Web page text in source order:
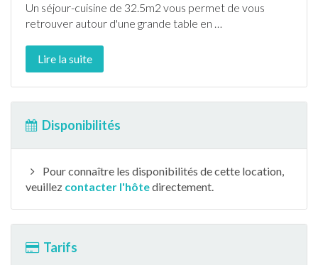
Un séjour-cuisine de 32.5m2 vous permet de vous
retrouver autour d'une grande table en …
Lire la suite
Disponibilités
Pour connaître les disponibilités de cette location,
veuillez contacter l'hôtedirectement.
Tarifs